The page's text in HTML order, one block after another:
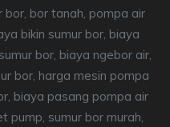
bor, bor tanah, pompa air
bikin sumur bor, biaya
bor, biaya ngebor air,
bor, harga mesin pompa
biaya pasang pompa air
pump, sumur bor murah,